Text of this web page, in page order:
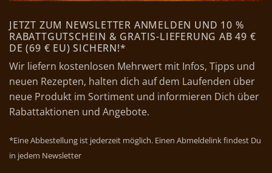
JETZT ZUM NEWSLETTER ANMELDEN UND 10 %
RABATTGUTSCHEIN & GRATIS-LIEFERUNG AB 49 €
DE (69 € EU) SICHERN!*
Wir liefern kostenlosen Mehrwert mit Infos, Tipps und
neuen Rezepten, halten dich auf dem Laufenden über
neue Produkt im Sortiment und informieren Dich über
Rabattaktionen und Angebote.
*Eine Abbestellung ist jederzeit möglich. Einen Abmeldelink findest Du
in jedem Newsletter